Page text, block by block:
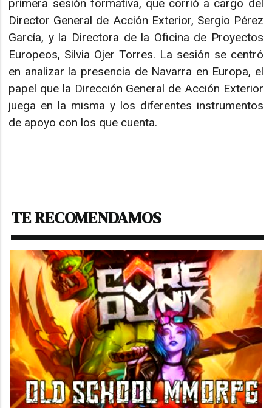
primera sesión formativa, que corrió a cargo del
Director General de Acción Exterior, Sergio Pérez
García, y la Directora de la Oficina de Proyectos
Europeos, Silvia Ojer Torres. La sesión se centró
en analizar la presencia de Navarra en Europa, el
papel que la Dirección General de Acción Exterior
juega en la misma y los diferentes instrumentos
de apoyo con los que cuenta.
TE RECOMENDAMOS